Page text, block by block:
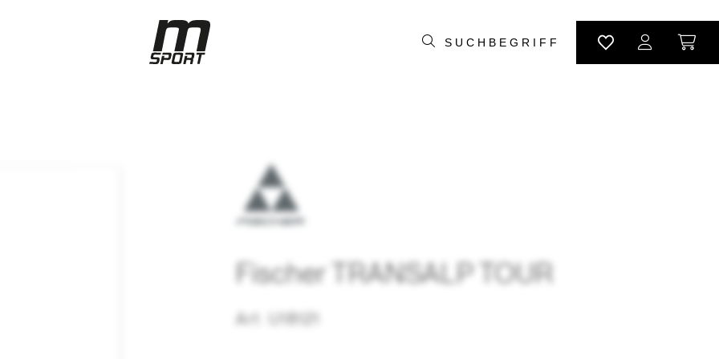
Fischer TRANSALP TOUR
Art. U18121